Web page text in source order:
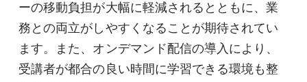
ーの移動負担が大幅に軽減されるとともに、業
務との両立がしやすくなることが期待されてい
ます。また、オンデマンド配信の導入により、
受講者が都合の良い時間に学習できる環境も整